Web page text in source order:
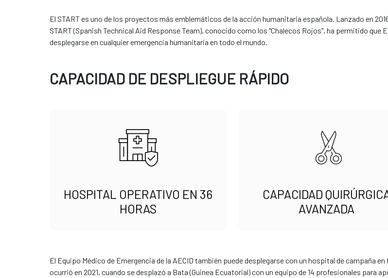
El START es uno de los proyectos más emblemáticos de la acción humanitaria española. Lanzado en
START (Spanish Technical Aid Response Team), conocido como los "Chalecos Rojos", ha permitido
desplegarse en cualquier emergencia humanitaria en todo el mundo.
CAPACIDAD DE DESPLIEGUE RÁPIDO
HOSPITAL OPERATIVO EN 36
HORAS
CAPACIDAD
AVANZADA
El Equipo Médico de Emergencia de la AECID también puede desplegarse con un hospital de campaña
ocurrió en 2021, cuando se desplazó a Bata (Guinea Ecuatorial) con un equipo de 14 profesionales para